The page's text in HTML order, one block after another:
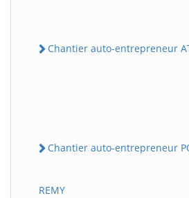
Chantier auto-entrepreneur
Chantier auto-entrepreneur
REMY